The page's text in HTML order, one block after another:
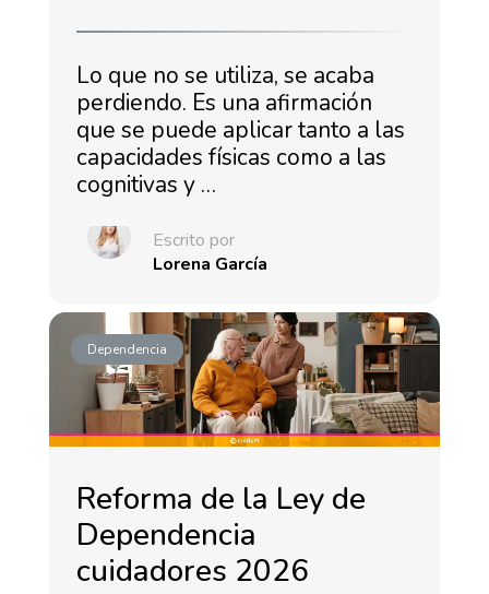
Lo que no se utiliza, se acaba
perdiendo. Es una afirmación
que se puede aplicar tanto a las
capacidades físicas como a las
cognitivas y …
Escrito por
Lorena García
Dependencia
Reforma de la Ley de
Dependencia
cuidadores 2026